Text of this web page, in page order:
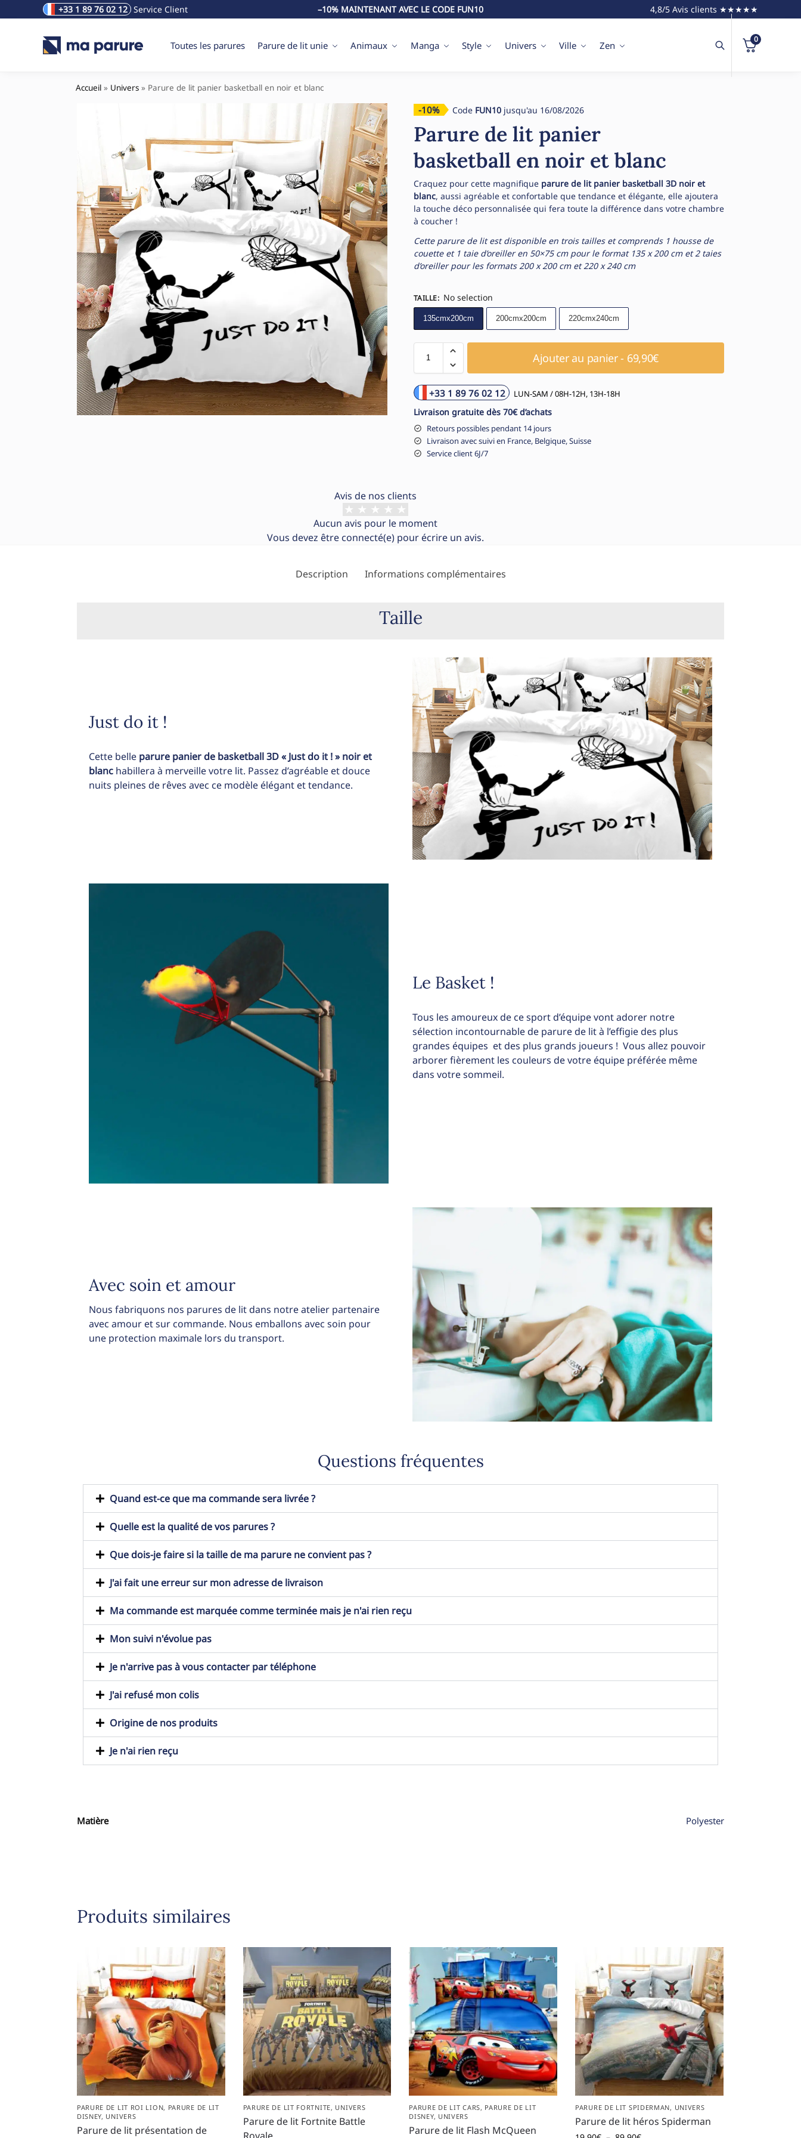
+33 1 89 76 02 12 Service Client –10% MAINTENANT AVEC LE CODE FUN10 4,8/5 Avis clients ★★★★★
Toutes les parures Parure de lit unie Animaux Manga Style Univers Ville Zen
Rechercher un produit
0
Accueil » Univers » Parure de lit panier basketball en noir et blanc
-10% Code FUN10jusqu'au 16/08/2026
Parure de lit panier
basketball en noir et blanc
Craquez pour cette magnifique parure de lit panier basketball 3D noir et
blanc, aussi agréable et confortable que tendance et élégante, elle ajoutera
la touche déco personnalisée qui fera toute la différence dans votre chambre
à coucher !
Cette parure de lit est disponible en trois tailles et comprends 1 housse de
couette et 1 taie d’oreiller en 50×75 cm pour le format 135 x 200 cm et 2 taies
d’oreiller pour les formats 200 x 200 cm et 220 x 240 cm
TAILLE: No selection
135cmx200cm 200cmx200cm 220cmx240cm
Ajouter au panier - 69,90€
+33 1 89 76 02 12 LUN-SAM / 08H-12H, 13H-18H
Livraison gratuite dès 70€ d’achats
Retours possibles pendant 14 jours
Livraison avec suivi en France, Belgique, Suisse
Service client 6J/7
Avis de nos clients
Aucun avis pour le moment
Vous devez être connecté(e) pour écrire un avis.
Description Informations complémentaires
Taille
Just do it !
Cette belle parure panier de basketball 3D « Just do it ! » noir et
blanchabillera à merveille votre lit. Passez d’agréable et douce
nuits pleines de rêves avec ce modèle élégant et tendance.
Le Basket !
Tous les amoureux de ce sport d’équipe vont adorer notre
sélection incontournable de parure de lit à l’effigie des plus
grandes équipes et des plus grands joueurs ! Vous allez pouvoir
arborer fièrement les couleurs de votre équipe préférée même
dans votre sommeil.
Avec soin et amour
Nous fabriquons nos parures de lit dans notre atelier partenaire
avec amour et sur commande. Nous emballons avec soin pour
une protection maximale lors du transport.
Questions fréquentes
Quand est-ce que ma commande sera livrée ?
Quelle est la qualité de vos parures ?
Que dois-je faire si la taille de ma parure ne convient pas ?
J'ai fait une erreur sur mon adresse de livraison
Ma commande est marquée comme terminée mais je n'ai rien reçu
Mon suivi n'évolue pas
Je n'arrive pas à vous contacter par téléphone
J'ai refusé mon colis
Origine de nos produits
Je n'ai rien reçu
Matière Polyester
Produits similaires
PARURE DE LIT ROI LION, PARURE DE LIT
DISNEY, UNIVERS
Parure de lit présentation de
PARURE DE LIT FORTNITE, UNIVERS
Parure de lit Fortnite Battle
PARURE DE LIT CARS, PARURE DE LIT
DISNEY, UNIVERS
Parure de lit Flash McQueen
PARURE DE LIT SPIDERMAN, UNIVERS
Parure de lit héros Spiderman